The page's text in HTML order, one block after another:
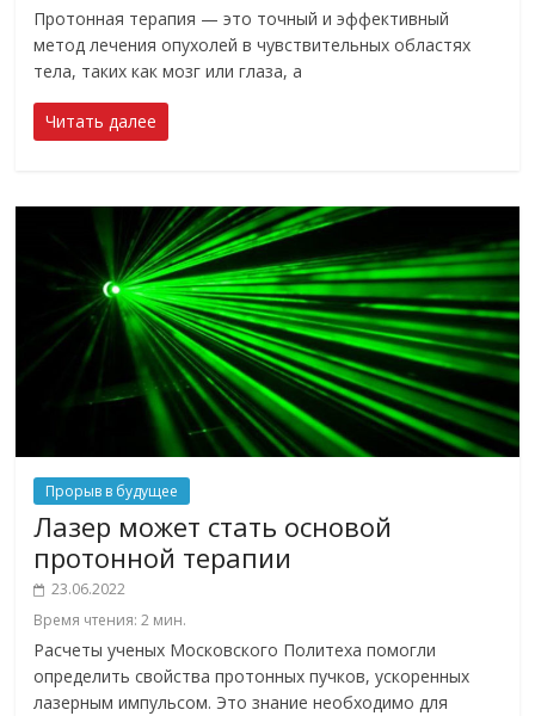
Протонная терапия — это точный и эффективный
метод лечения опухолей в чувствительных областях
тела, таких как мозг или глаза, а
Читать далее
Прорыв в будущее
Лазер может стать основой
протонной терапии
23.06.2022
Время чтения:2 мин.
Расчеты ученых Московского Политеха помогли
определить свойства протонных пучков, ускоренных
лазерным импульсом. Это знание необходимо для